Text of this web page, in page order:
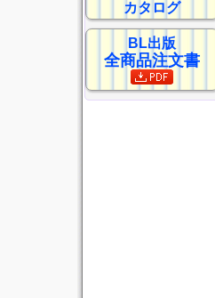
カタログ
BL出版
全商品注文書